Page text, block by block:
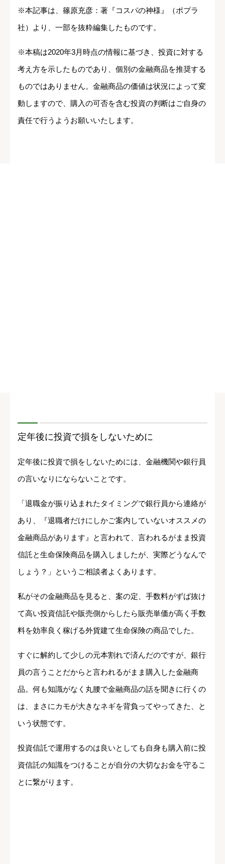
※本記事は、篠原充彦：著『コスパの神様』（ポプラ
社）より、一部を抜粋編集したものです。
※本稿は2020年3月時点の情報に基づき、投資に対する
考え方を示したものであり、個別の金融商品を推奨する
ものではありません。金融商品の価値は状況によって変
動しますので、購入の可否を含む投資の判断はご自身の
責任で行うようお願いいたします。
定年後に投資で損をしないために
定年後に投資で損をしないためには、金融機関や銀行員
の言いなりにならないことです。
「退職金が振り込まれたタイミングで銀行員から連絡が
あり、『退職者だけにしかご案内していないオススメの
金融商品があります』と言われて、言われるがまま投資
信託と生命保険商品を購入しましたが、実際どうなんで
しょう？」というご相談者よくあります。
私がその金融商品を見ると、案の定、手数料がずば抜け
て高い投資信託や販売側からしたら販売単価が高く手数
料を効率良く稼げる外貨建て生命保険の商品でした。
すぐに解約して少しの元本割れで済んだのですが、銀行
員の言うことだからと言われるがまま購入した金融商
品。何も知識がなく丸腰で金融商品の話を聞きに行くの
は、まさにカモが大きなネギを背負ってやってきた、と
いう状態です。
投資信託で運用するのは良いとしても自身も購入前に投
資信託の知識をつけることが自分の大切なお金を守るこ
とに繋がります。